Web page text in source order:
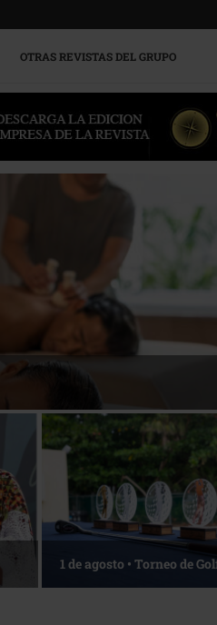
OTRAS REVISTAS DEL GRUPO
1 de agosto • Torneo de